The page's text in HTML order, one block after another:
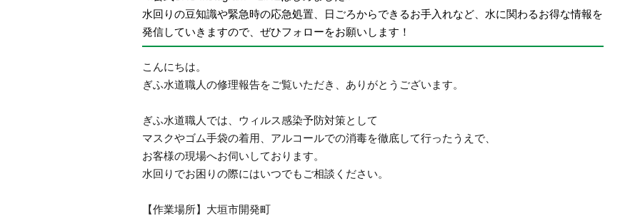
水回りの豆知識や緊急時の応急処置、日ごろからできるお手入れなど、水に関わるお得な情報を
発信していきますので、ぜひフォローをお願いします！
こんにちは。
ぎふ水道職人の修理報告をご覧いただき、ありがとうございます。
ぎふ水道職人では、ウィルス感染予防対策として
マスクやゴム手袋の着用、アルコールでの消毒を徹底して行ったうえで、
お客様の現場へお伺いしております。
水回りでお困りの際にはいつでもご相談ください。
【作業場所】大垣市開発町